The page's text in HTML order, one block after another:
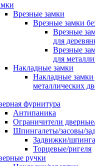
Врезные замки
Врезные замки
Врезные
для
Врезные
для
Накладные замки
Накладные замки
металлических
фурнитура
Антипаника
Ограничители
Шпингалеты/засовы/
Задвижки/
Торцевые/ригеля
ручки